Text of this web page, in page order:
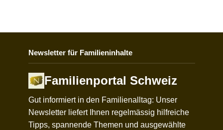
Newsletter für Familieninhalte
Familienportal Schweiz
Gut informiert in den Familienalltag: Unser
Newsletter liefert Ihnen regelmässig hilfreiche
Tipps, spannende Themen und ausgewählte